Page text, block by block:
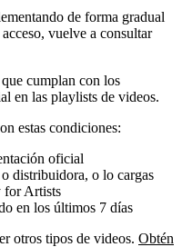
de forma gradual
vuelve a consultar
cumplan con los
en las playlists de videos.
estas condiciones:
oficial
distribuidora, o lo cargas
for Artists
en los últimos 7 días
otros tipos de videos. Obtén